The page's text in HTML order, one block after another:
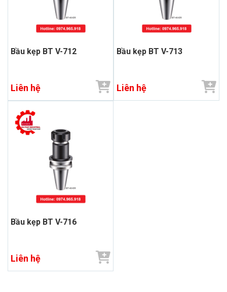
Bầu kẹp BT V-712
Liên hệ
Bầu kẹp BT V-713
Liên hệ
Bầu kẹp BT V-716
Liên hệ